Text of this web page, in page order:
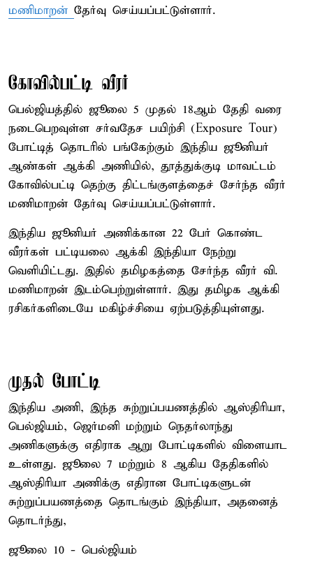
மணிமாறன் தேர்வு செய்யப்பட்டுள்ளார்.
கோவில்பட்டி வீரர்
பெல்ஜியத்தில் ஜூலை 5 முதல் 18ஆம் தேதி வரை
நடைபெறவுள்ள சர்வதேச பயிற்சி (Exposure Tour)
போட்டித் தொடரில் பங்கேற்கும் இந்திய ஜூனியர்
ஆண்கள் ஆக்கி அணியில், தூத்துக்குடி மாவட்டம்
கோவில்பட்டி தெற்கு திட்டங்குளத்தைச் சேர்ந்த வீரர்
மணிமாறன் தேர்வு செய்யப்பட்டுள்ளார்.
இந்திய ஜூனியர் அணிக்கான 22 பேர் கொண்ட
வீரர்கள் பட்டியலை ஆக்கி இந்தியா நேற்று
வெளியிட்டது. இதில் தமிழகத்தை சேர்ந்த வீரர் வி.
மணிமாறன் இடம்பெற்றுள்ளார். இது தமிழக ஆக்கி
ரசிகர்களிடையே மகிழ்ச்சியை ஏற்படுத்தியுள்ளது.
முதல் போட்டி
இந்திய அணி, இந்த சுற்றுப்பயணத்தில் ஆஸ்திரியா,
பெல்ஜியம், ஜெர்மனி மற்றும் நெதர்லாந்து
அணிகளுக்கு எதிராக ஆறு போட்டிகளில் விளையாட
உள்ளது. ஜூலை 7 மற்றும் 8 ஆகிய தேதிகளில்
ஆஸ்திரியா அணிக்கு எதிரான போட்டிகளுடன்
சுற்றுப்பயணத்தை தொடங்கும் இந்தியா, அதனைத்
தொடர்ந்து,
ஜூலை 10 - பெல்ஜியம்